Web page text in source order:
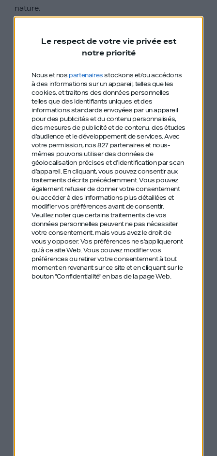
Le respect de votre vie privée est
notre priorité
Nous et nos partenairesstockons et/ou accédons
à des informations sur un appareil, telles que les
cookies, et traitons des données personnelles
telles que des identifiants uniques et des
informations standards envoyées par un appareil
pour des publicités et du contenu personnalisés,
des mesures de publicité et de contenu, des études
d'audience et le développement de services.Avec
votre permission, nos 827 partenaires et nous-
mêmes pouvons utiliser des données de
géolocalisation précises et d’identification par scan
d'appareil. En cliquant, vous pouvez consentir aux
traitements décrits précédemment. Vous pouvez
également refuser de donner votre consentement
ou accéder à des informations plus détaillées et
modifier vos préférences avant de consentir.
Veuillez noter que certains traitements de vos
données personnelles peuvent ne pas nécessiter
votre consentement, mais vous avez le droit de
vous y opposer. Vos préférences ne s'appliqueront
qu’à ce site Web. Vous pouvez modifier vos
préférences ou retirer votre consentement à tout
moment en revenant sur ce site et en cliquant sur le
bouton "Confidentialité" en bas de la page Web.
nature.
Les épisodes de GDIY sont sur Apple Podcast
Les épisodes de GDIY sont sur Spotify
Les épisodes de GDIY sont sur Deezer